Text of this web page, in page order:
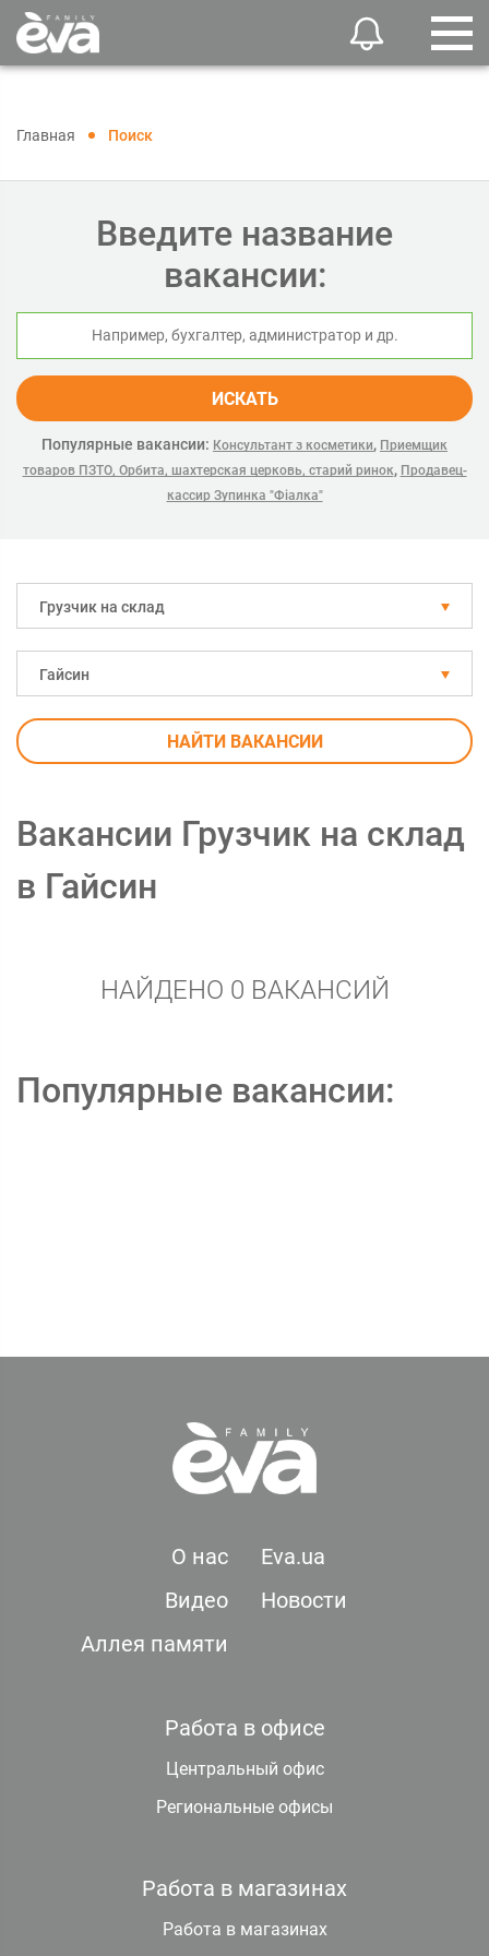
Главная Поиск
Введите название
вакансии:
ИСКАТЬ
Популярные вакансии: Консультант з косметики, Приемщик
товаров ПЗТО, Орбита, шахтерская церковь, старий ринок, Продавец-
кассир Зупинка "Фіалка"
Грузчик на склад
Гайсин
НАЙТИ ВАКАНСИИ
Вакансии Грузчик на склад
в Гайсин
НАЙДЕНО 0 ВАКАНСИЙ
Популярные вакансии:
О нас
Eva.ua
Видео
Новости
Аллея памяти
Работа в офисе
Центральный офис
Региональные офисы
Работа в магазинах
Работа в магазинах